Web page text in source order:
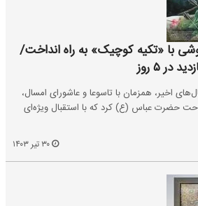
با «تکیه کوچیک» به راه انداخت/
اخیر، همزمان با تاسوعا و عاشورای امسال،
حضرت عباس (ع) کرد که با استقبال ویژه‌ای